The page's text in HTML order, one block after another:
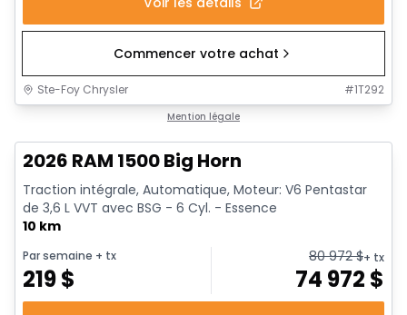
Commencer votre achat
Ste-Foy Chrysler #1T292
Mention légale
2026 RAM 1500 Big Horn
Traction intégrale, Automatique, Moteur: V6 Pentastar
de 3,6 L VVT avec BSG - 6 Cyl. - Essence
10 km
Par semaine + tx
219$
80 972$+ tx
74 972 $